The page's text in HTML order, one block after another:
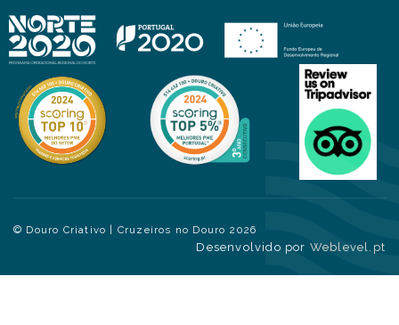
© Douro Criativo | Cruzeiros no Douro 2026
Desenvolvido por Weblevel.pt